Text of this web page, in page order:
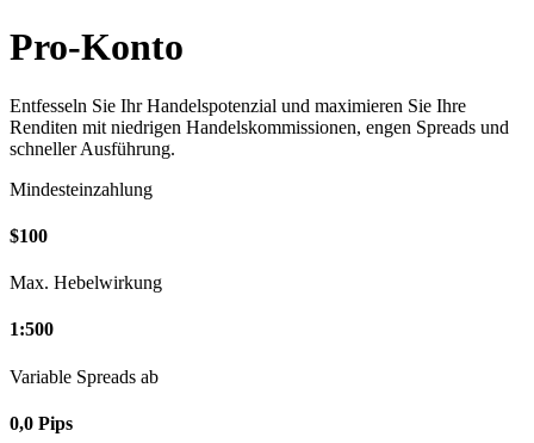
Pro-Konto
Entfesseln Sie Ihr Handelspotenzial und maximieren Sie Ihre
Renditen mit niedrigen Handelskommissionen, engen Spreads und
schneller Ausführung.
Mindesteinzahlung
$100
Max. Hebelwirkung
1:500
Variable Spreads ab
0,0 Pips